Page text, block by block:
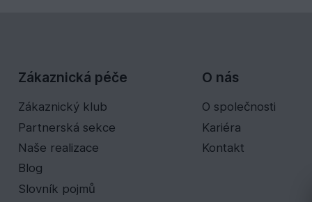
Zákaznická péče
Zákaznický klub
Partnerská sekce
Naše realizace
Blog
Slovník pojmů
O nás
O společnosti
Kariéra
Kontakt